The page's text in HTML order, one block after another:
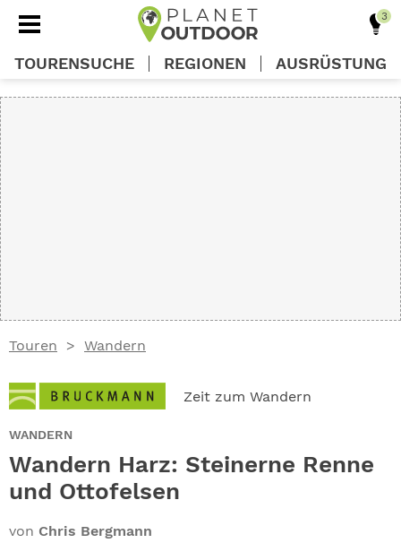
Touren Wandern
Zeit zum Wandern
WANDERN
Wandern Harz: Steinerne Renne
und Ottofelsen
von Chris Bergmann
TOURENSUCHE REGIONEN AUSRÜSTUNG
ABO
GEWINNEN
NEWSLETTER